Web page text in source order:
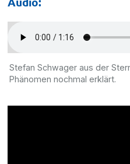
Stefan Schwager aus der
Phänomen nochmal erklärt.